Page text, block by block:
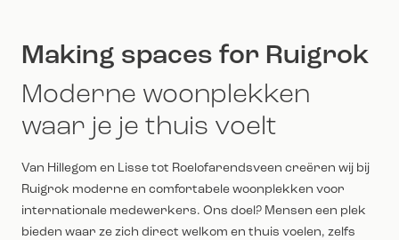
Making spaces for Ruigrok
Moderne woonplekken
waar je je thuis voelt
Van Hillegom en Lisse tot Roelofarendsveen creëren wij bij
Ruigrok moderne en comfortabele woonplekken voor
internationale medewerkers. Ons doel? Mensen een plek
bieden waar ze zich direct welkom en thuis voelen, zelfs